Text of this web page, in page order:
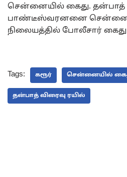
சென்னையில் கைது. தன்பாத்
பாண்டீஸ்வரனனை சென்னை
நிலையத்தில் போலீசார்
Tags: கரூர் சென்னையில்
தன்பாத் விரைவு ரயில்